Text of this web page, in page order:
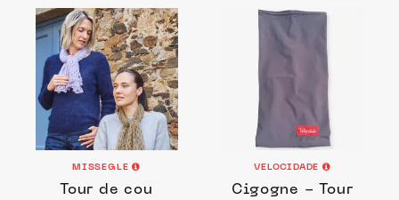
MISSEGLE
Tour de cou
VELOCIDADE
Cigogne - Tour